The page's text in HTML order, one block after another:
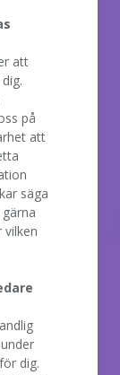
att
på
att
säga
vilken
dig.